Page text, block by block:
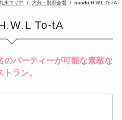
九州エリア 大分・別府会場 nando H.W.L To-tA
To-tA
のパーティーが可能な素敵な
トラン。